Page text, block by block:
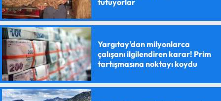
Yargıtay'dan milyonlarca
çalışanı ilgilendiren karar! Prim
tartışmasına noktayı koydu